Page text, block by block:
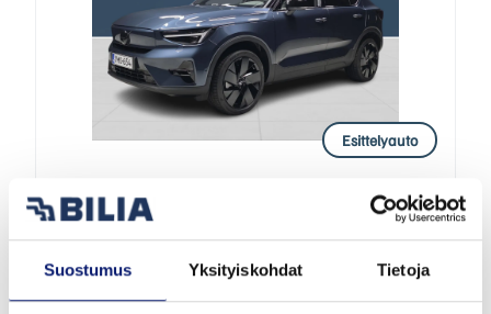
Suostumus Yksityiskohdat Tietoja
Esittelyauto
2026 1 000 km Helsinki
VOLVO EC40